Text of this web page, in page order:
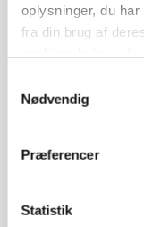
oplysninger, du
fra din brug af
Nødvendig
Præferencer
Statistik